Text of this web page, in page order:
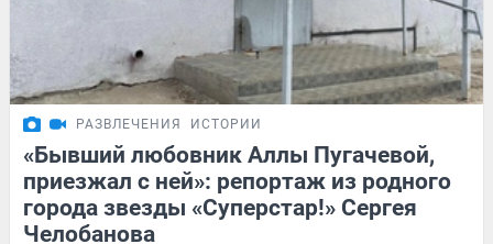
РАЗВЛЕЧЕНИЯ ИСТОРИИ
«Бывший любовник Аллы Пугачевой,
приезжал с ней»: репортаж из родного
города звезды «Суперстар!» Сергея
Челобанова